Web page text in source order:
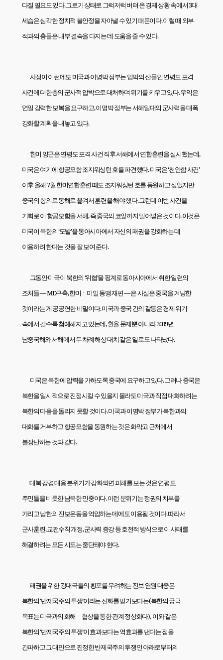
다질 필요도 있다.그로기 상태로 그럭저럭 버텨 온 경제 상황 속에서3대
세습은 심각한 정치적 불안정을 자아낼 수 있기 때문이다.이럴 때 외부
적과의 충돌은 내부 결속을 다지는 데 도움을 줄 수 있다.
사정이 이런데도 미국과 이명박 정부는 압박의 산물인 연평도 포격
사건에 더한층의 군사적 압박으로 대처하며 위기를 키우고 있다.우익은
연일 강력한 보복을 요구하고,이명박 정부는 서해일대의 군사력을 대폭
강화할 계획을 내놓고 있다.
한미 양군은 연평도 포격 사건 직후 서해에서 연합훈련을 실시했는데,
미국은 여기에 항공모함 조지워싱턴 호를 파견했다.미국은 ‘천안함 사건’
이후 올해7월 한미연합훈련 때도 조지워싱턴 호를 동원하고 싶었지만
중국의 항의로 동해로 옮겨서 훈련을 해야 했다.그런데 이번 사건을
기회로 이 항공모함을 서해,즉 중국의 코앞까지 밀어넣은 것이다.이것은
미국이 북한의 ‘도발’을 동아시아에서 자신의 패권을 강화하는 데
이용하려 한다는 것을 잘 보여 준다.
그동안 미국이 북한의 ‘위협’을 핑계로 동아시아에서 취한 일련의
조처들 —MD구축,한미ㆍ미일 동맹 재편 — 은 사실은 중국을 겨냥한
것이라는 게 공공연한 비밀이다.미국과 중국 간의 갈등은 경제 위기
속에서 갈수록 첨예해지고 있는데,환율 문제뿐 아니라2009년
남중국해와 서해에서 두 차례 해상 대치 같은 일로도 나타났다.
미국은 북한에 압력을 가하도록 중국에 요구하고 있다.그러나 중국은
북한을 일시적으로 진정시킬 수 있을지 몰라도 미국과 직접 대화하려는
북한의 마음을 돌리지 못할 것이다.미국과 이명박 정부가 북한과의
대화를 거부하고 항공모함을 동원하는 것은 화약고 근처에서
불장난하는 것과 같다.
대북 강경 대응 분위기가 강화되면 피해를 보는 것은 연평도
주민들을 비롯한 남북한 민중이다.이런 분위기는 정권의 치부를
가리고 남한의 진보운동을 억압하는 데에도 이용될 것이다.따라서
군사훈련,교전수칙 개정,군사력 증강 등 호전적 방식으로 이 사태를
해결하려는 모든 시도는 중단돼야 한다.
패권을 위한 강대국들의 횡포를 우려하는 진보 염원 대중은
북한의 ‘반제국주의 투쟁’이라는 신화를 믿기보다는(북한의 궁극
목표는 미국과의 화해ㆍ협상을 통한 관계 정상화다), 이와 같은
북한의 ‘반제국주의 투쟁’이 효과보다는 역효과를 낸다는 점을
간파하고 그 대안으로 진정한 반제국주의 투쟁인 아래로부터의